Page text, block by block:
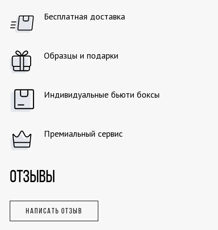
Бесплатная доставка
Образцы и подарки
Индивидуальные бьюти боксы
Премиальный сервис
ОТЗЫВЫ
НАПИСАТЬ ОТЗЫВ